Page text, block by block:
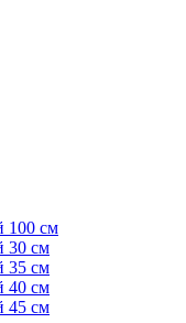
100 см
30 см
35 см
40 см
45 см